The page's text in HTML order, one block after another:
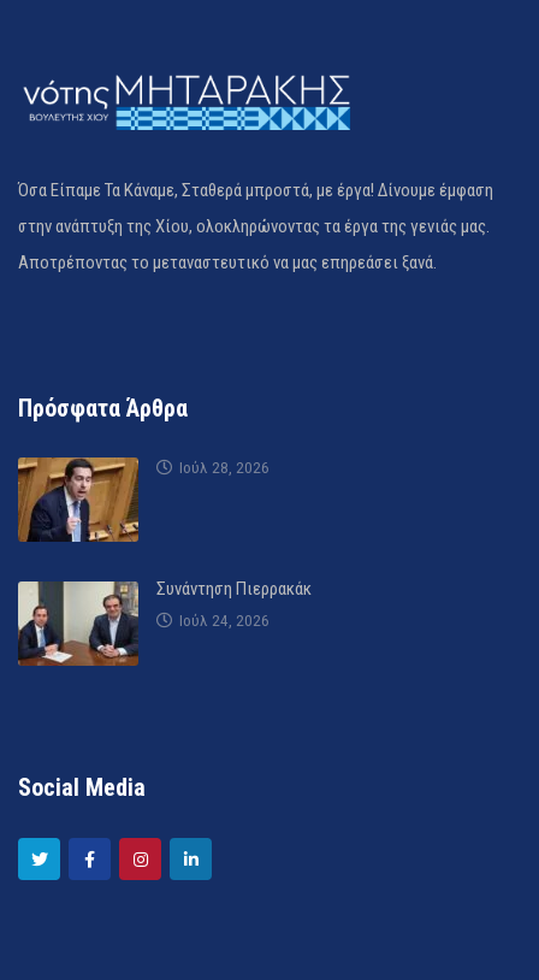
Όσα Είπαμε Τα Κάναμε, Σταθερά μπροστά, με έργα! Δίνουμε έμφαση
στην ανάπτυξη της Χίου, ολοκληρώνοντας τα έργα της γενιάς μας.
Αποτρέποντας το μεταναστευτικό να μας επηρεάσει ξανά.
Πρόσφατα Άρθρα
Ιούλ 28, 2026
Συνάντηση Πιερρακάκ
Ιούλ 24, 2026
Social Media